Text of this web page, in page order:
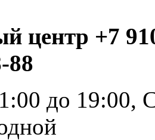
центр +7
88
до 19:00,